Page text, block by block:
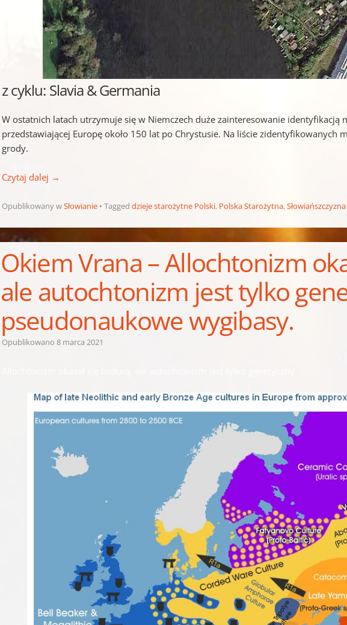
z cyklu: Slavia & Germania
W ostatnich latach utrzymuje się w Niemczech duże zainteresowanie identyfikacją
przedstawiającej Europę około 150 lat po Chrystusie. Na liście zidentyfikowanych
grody.
Czytaj dalej →
Opublikowany wSłowianie Taggeddzieje starożytne Polski, Polska Starożytna,
Okiem Vrana – Allochtonizm
ale autochtonizm jest tylko
pseudonaukowe wygibasy.
Opublikowano8 marca 2021